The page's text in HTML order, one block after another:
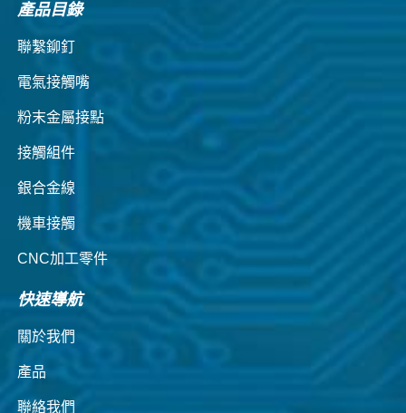
產品目錄
聯繫鉚釘
電氣接觸嘴
粉末金屬接點
接觸組件
銀合金線
機車接觸
CNC加工零件
快速導航
關於我們
產品
聯絡我們